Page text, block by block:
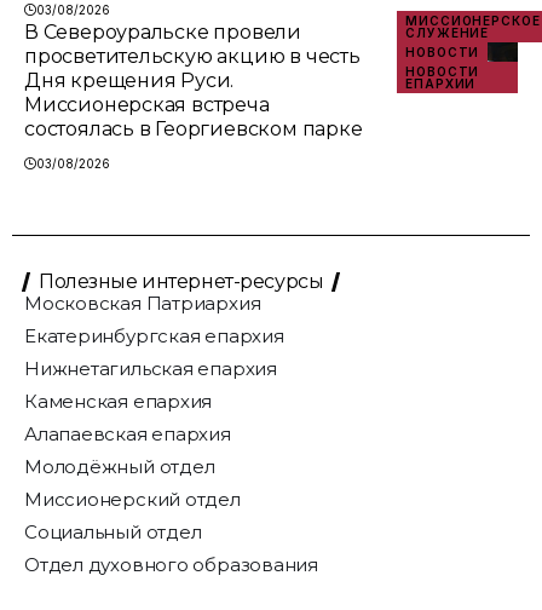
03/08/2026
МИССИОНЕРСКОЕ
СЛУЖЕНИЕ
НОВОСТИ
НОВОСТИ
ЕПАРХИИ
В Североуральске провели
просветительскую акцию в честь
Дня крещения Руси.
Миссионерская встреча
состоялась в Георгиевском парке
03/08/2026
Полезные интернет-ресурсы
Московская Патриархия
Екатеринбургская епархия
Нижнетагильская епархия
Каменская епархия
Алапаевская епархия
Молодёжный отдел
Миссионерский отдел
Социальный отдел
Отдел духовного образования